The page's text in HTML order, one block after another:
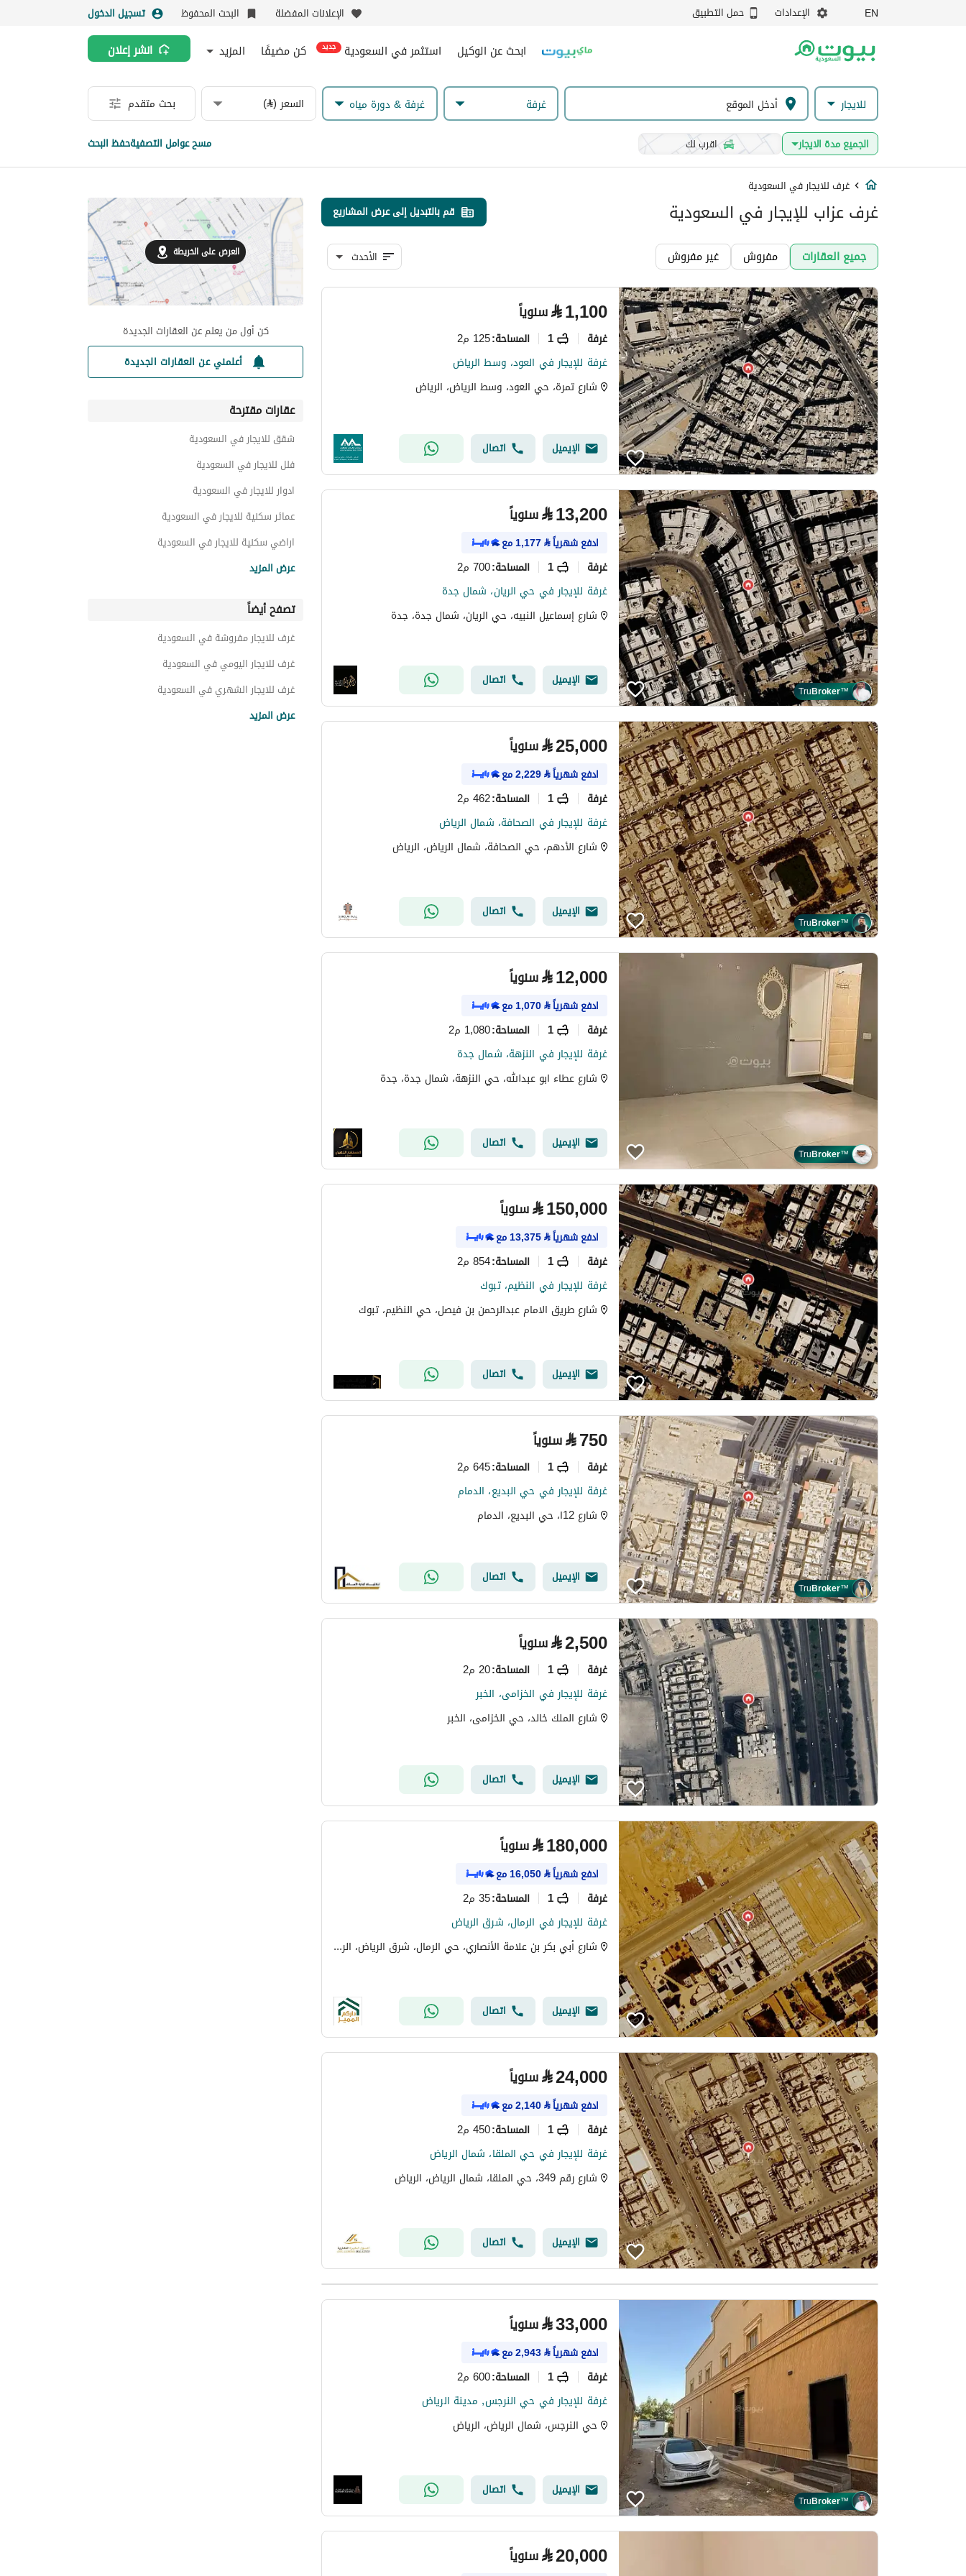
EN الإعدادات حمل التطبيق الإعلانات المفضلة البحث المحفوظ تسجيل الدخول
ابحث عن الوكيل استثمر في السعودية جديد كن مضيفًا المزيد انشر إعلان
للايجار غرفة غرفة & دورة مياه السعر (⃁) بحث متقدم
الجميع مدة الايجار اقرب لك مسح عوامل التصفيةحفظ البحث
غرف للايجار في السعودية
غرف عزاب للإيجار في السعودية قم بالتبديل إلى عرض المشاريع
جميع العقارات مفروش غير مفروش الأحدث
⃁1,100 سنوياً
غرفة 1 المساحة:125 م2
غرفة للإيجار في العود، وسط الرياض
شارع تمرة، حي العود، وسط الرياض، الرياض
الإيميل اتصال
TruBroker™
⃁13,200 سنوياً
ادفع شهرياً⃁
1,177مع
غرفة 1 المساحة:700 م2
غرفة للإيجار في حي الريان، شمال جدة
شارع إسماعيل النبيه، حي الريان، شمال جدة، جدة
الإيميل اتصال
TruBroker™
⃁25,000 سنوياً
ادفع شهرياً⃁
2,229مع
غرفة 1 المساحة:462 م2
غرفة للإيجار في الصحافة، شمال الرياض
شارع الأدهم، حي الصحافة، شمال الرياض، الرياض
الإيميل اتصال
TruBroker™
⃁12,000 سنوياً
ادفع شهرياً⃁
1,070مع
غرفة 1 المساحة:1,080 م2
غرفة للإيجار في النزهة، شمال جدة
شارع عطاء ابو عبدالله، حي النزهة، شمال جدة، جدة
الإيميل اتصال
⃁150,000 سنوياً
ادفع شهرياً⃁
13,375مع
غرفة 1 المساحة:854 م2
غرفة للإيجار في النظيم، تبوك
شارع طريق الامام عبدالرحمن بن فيصل، حي النظيم، تبوك
الإيميل اتصال
TruBroker™
⃁750 سنوياً
غرفة 1 المساحة:645 م2
غرفة للإيجار في حي البديع، الدمام
شارع 12ا، حي البديع، الدمام
الإيميل اتصال
⃁2,500 سنوياً
غرفة 1 المساحة:20 م2
غرفة للإيجار في الخزامى، الخبر
شارع الملك خالد، حي الخزامى، الخبر
الإيميل اتصال
⃁180,000 سنوياً
ادفع شهرياً⃁
16,050مع
غرفة 1 المساحة:35 م2
غرفة للإيجار في الرمال، شرق الرياض
شارع أبي بكر بن علامة الأنصاري، حي الرمال، شرق الرياض، الرياض
الإيميل اتصال
⃁24,000 سنوياً
ادفع شهرياً⃁
2,140مع
غرفة 1 المساحة:450 م2
غرفة للإيجار في حي الملقا، شمال الرياض
شارع رقم 349، حي الملقا، شمال الرياض، الرياض
الإيميل اتصال
TruBroker™
⃁33,000 سنوياً
ادفع شهرياً⃁
2,943مع
غرفة 1 المساحة:600 م2
غرفة للإيجار في حي النرجس, مدينة الرياض
حي النرجس، شمال الرياض، الرياض
الإيميل اتصال
⃁20,000 سنوياً
العرض على الخريطة
كن أول من يعلم عن العقارات الجديدة
أعلمني عن العقارات الجديدة
عقارات مقترحة
شقق للايجار في السعودية
فلل للايجار في السعودية
ادوار للايجار في السعودية
عمائر سكنية للايجار في السعودية
اراضي سكنية للايجار في السعودية
عرض المزيد
تصفح أيضاً
غرف للايجار مفروشة في السعودية
غرف للايجار اليومي في السعودية
غرف للايجار الشهري في السعودية
عرض المزيد